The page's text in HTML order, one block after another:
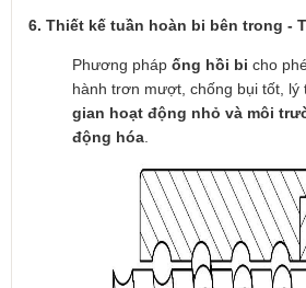
6. Thiết kế tuần hoàn bi bên trong -
Phương pháp ống hồi bi cho
hành trơn mượt, chống bụi tốt, lý
gian hoạt động nhỏ và môi
động hóa